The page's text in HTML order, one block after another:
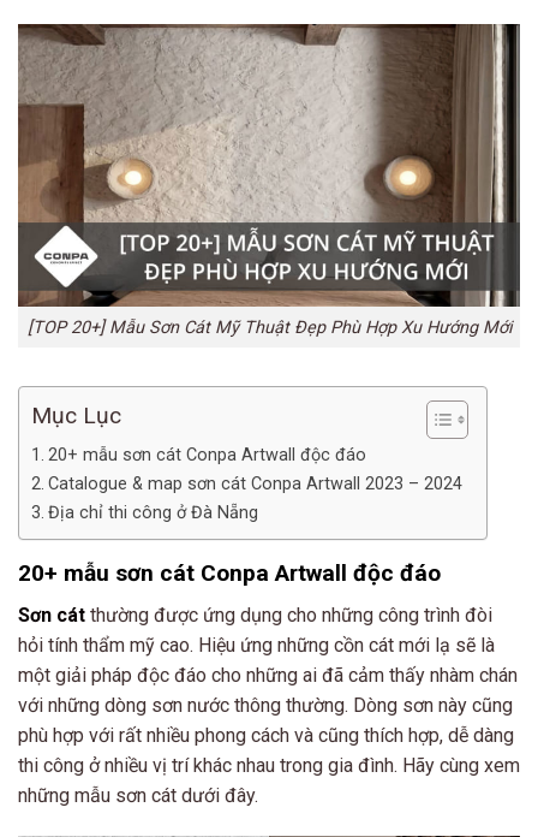
[TOP 20+] Mẫu Sơn Cát Mỹ Thuật Đẹp Phù Hợp Xu Hướng Mới
Mục Lục
20+ mẫu sơn cát Conpa Artwall độc đáo
Catalogue & map sơn cát Conpa Artwall 2023 – 2024
Địa chỉ thi công ở Đà Nẵng
20+ mẫu sơn cát Conpa Artwall độc đáo
Sơn cát thường được ứng dụng cho những công trình đòi
hỏi tính thẩm mỹ cao. Hiệu ứng những cồn cát mới lạ sẽ là
một giải pháp độc đáo cho những ai đã cảm thấy nhàm chán
với những dòng sơn nước thông thường. Dòng sơn này cũng
phù hợp với rất nhiều phong cách và cũng thích hợp, dễ dàng
thi công ở nhiều vị trí khác nhau trong gia đình. Hãy cùng xem
những mẫu sơn cát dưới đây.